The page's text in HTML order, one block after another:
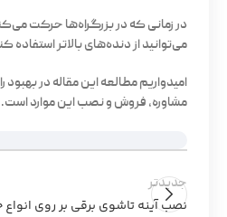
در زمانی که در بزرگراه‌ها حرکت
می‌توانید از دنده‌های بالاتر
امیدواریم مطالعه این مقاله در
مشاوره، فروش و نصب این موارد است.
جدیدتر
نصب آینه تاشوی برقی بر روی انواع